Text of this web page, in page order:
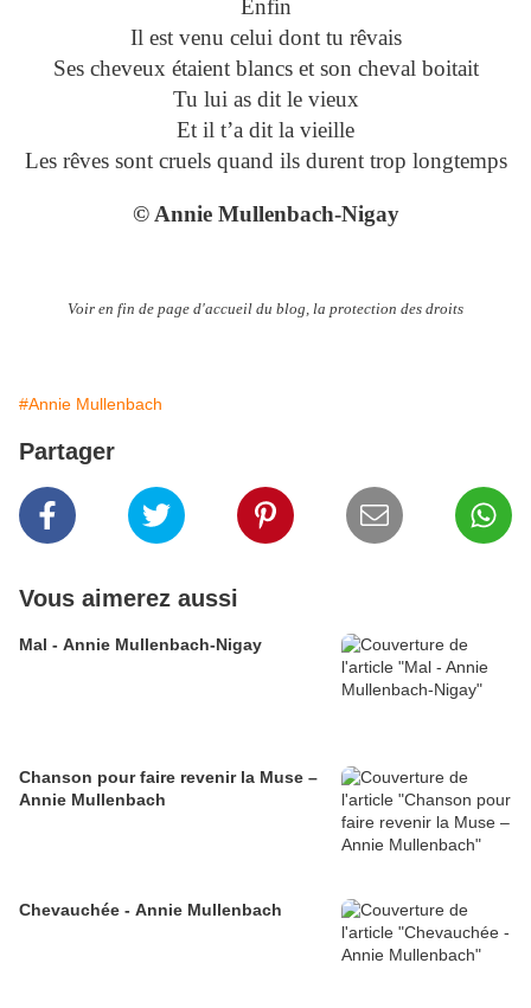
Enfin
Il est venu celui dont tu rêvais
Ses cheveux étaient blancs et son cheval boitait
Tu lui as dit le vieux
Et il t’a dit la vieille
Les rêves sont cruels quand ils durent trop longtemps
© Annie Mullenbach-Nigay
Voir en fin de page d'accueil du blog, la protection des droits
#Annie Mullenbach
Partager
Vous aimerez aussi
Mal - Annie Mullenbach-Nigay
Chanson pour faire revenir la Muse –
Annie Mullenbach
Chevauchée - Annie Mullenbach